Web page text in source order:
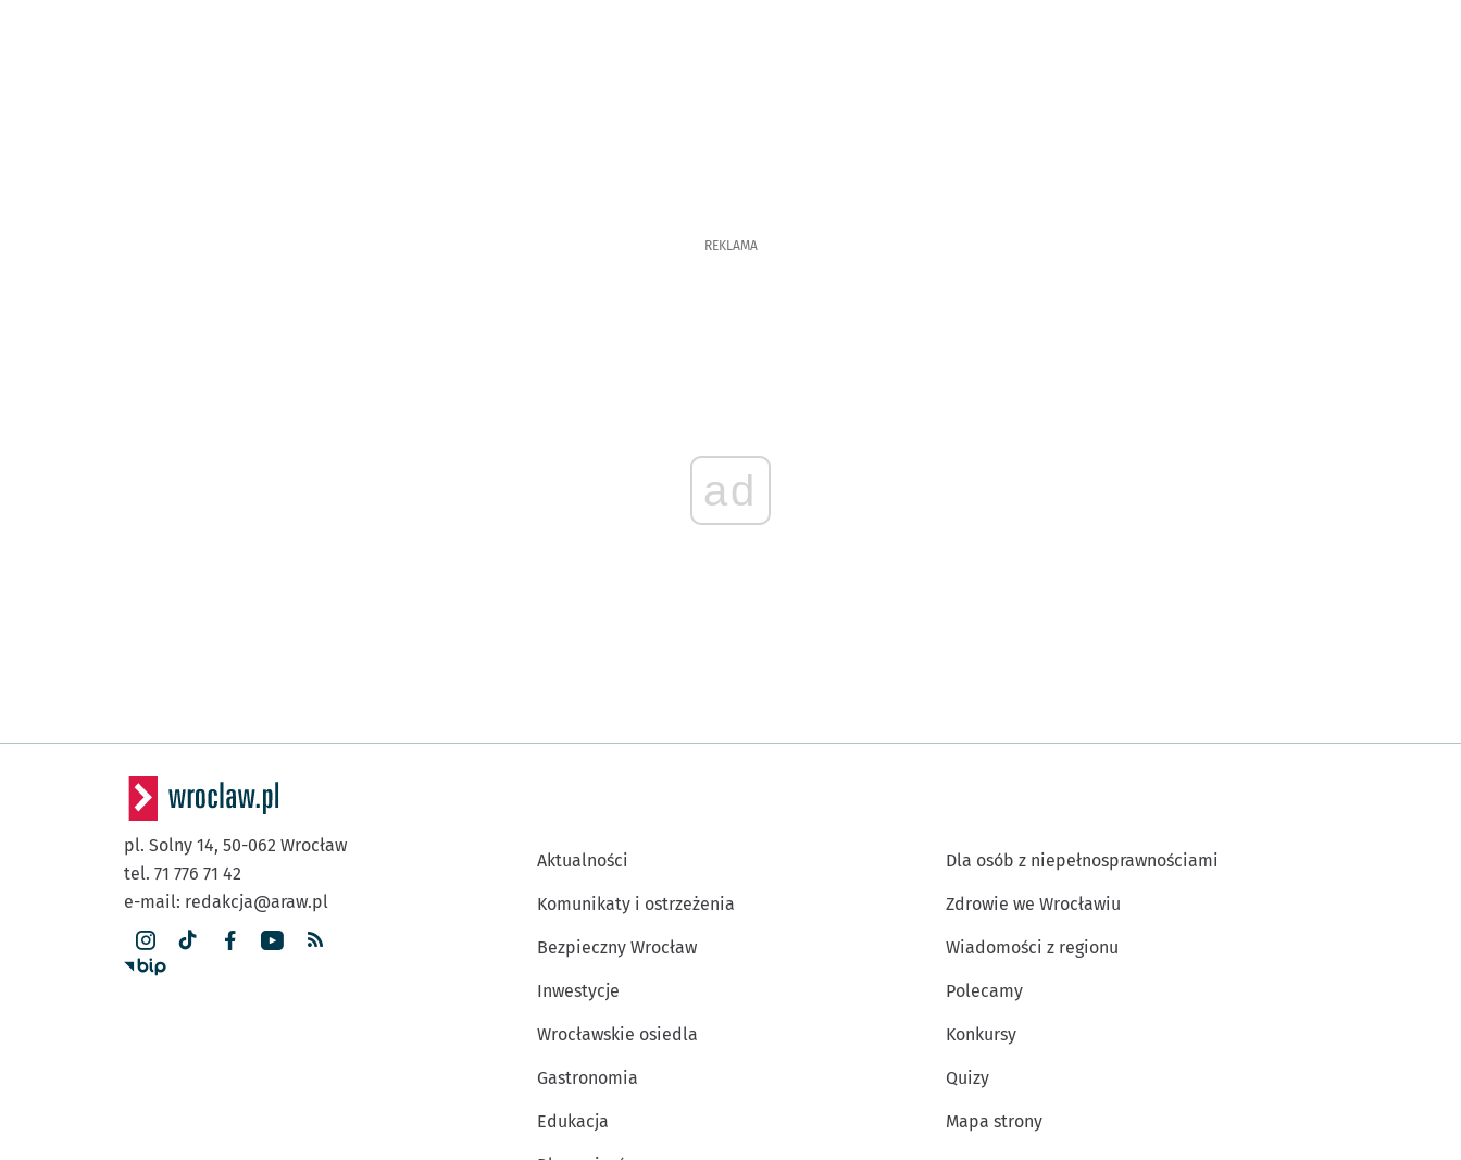
REKLAMA
ad
pl. Solny 14, 50-062 Wrocław
tel. 71 776 71 42
e-mail: redakcja@araw.pl
Aktualności
Komunikaty i ostrzeżenia
Bezpieczny Wrocław
Inwestycje
Wrocławskie osiedla
Gastronomia
Edukacja
Dla osób z niepełnosprawnościami
Zdrowie we Wrocławiu
Wiadomości z regionu
Polecamy
Konkursy
Quizy
Mapa strony